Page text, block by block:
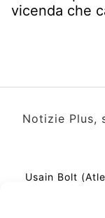
vicenda che
Notizie Plus,
Usain Bolt